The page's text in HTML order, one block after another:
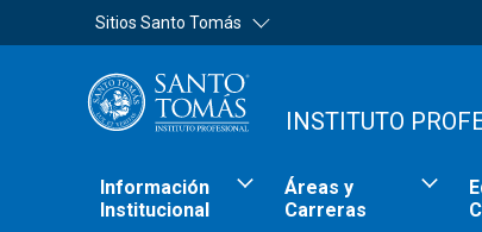
Sitios Santo Tomás
INSTITUTO
Información
Institucional
Áreas y
Carreras